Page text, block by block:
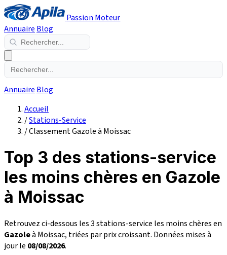
Passion Moteur
Annuaire Blog
Annuaire Blog
Accueil
/Stations-Service
/Classement Gazole à Moissac
Top 3 des stations-service
les moins chères en Gazole
à Moissac
Retrouvez ci-dessous les 3 stations-service les moins chères en
Gazoleà Moissac, triées par prix croissant. Données mises à
jour le 08/08/2026.